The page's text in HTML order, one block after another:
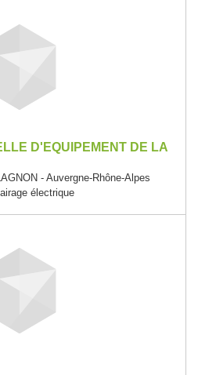
D'EQUIPEMENT DE LA
- Auvergne-Rhône-Alpes
électrique